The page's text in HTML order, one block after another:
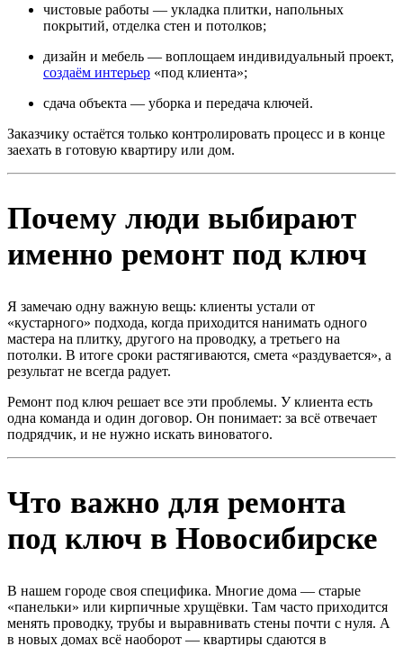
чистовые работы — укладка плитки, напольных
покрытий, отделка стен и потолков;
дизайн и мебель — воплощаем индивидуальный проект,
создаём интерьер «под клиента»;
сдача объекта — уборка и передача ключей.
Заказчику остаётся только контролировать процесс и в конце
заехать в готовую квартиру или дом.
Почему люди выбирают
именно ремонт под ключ
Я замечаю одну важную вещь: клиенты устали от
«кустарного» подхода, когда приходится нанимать одного
мастера на плитку, другого на проводку, а третьего на
потолки. В итоге сроки растягиваются, смета «раздувается», а
результат не всегда радует.
Ремонт под ключ решает все эти проблемы. У клиента есть
одна команда и один договор. Он понимает: за всё отвечает
подрядчик, и не нужно искать виноватого.
Что важно для ремонта
под ключ в Новосибирске
В нашем городе своя специфика. Многие дома — старые
«панельки» или кирпичные хрущёвки. Там часто приходится
менять проводку, трубы и выравнивать стены почти с нуля. А
в новых домах всё наоборот — квартиры сдаются в